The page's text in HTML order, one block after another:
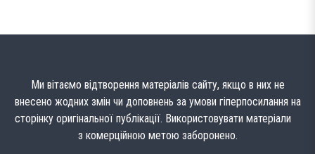
Ми вітаємо відтворення матеріалів сайту, якщо в них не
внесено жодних змін чи доповнень за умови гіперпосилання на
сторінку оригінальної публікації. Використовувати матеріали
з комерційною метою заборонено.